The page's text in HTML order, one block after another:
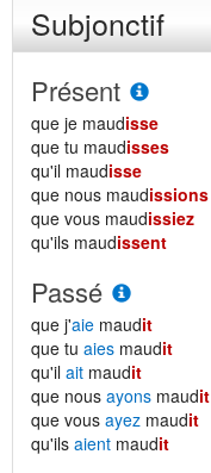
Subjonctif
Présent
que je maudisse
que tu maudisses
qu'il maudisse
que nous maudissions
que vous maudissiez
qu'ils maudissent
Passé
que j'aie maudit
que tu aies maudit
qu'il ait maudit
que nous ayons maudit
que vous ayez maudit
qu'ils aient maudit